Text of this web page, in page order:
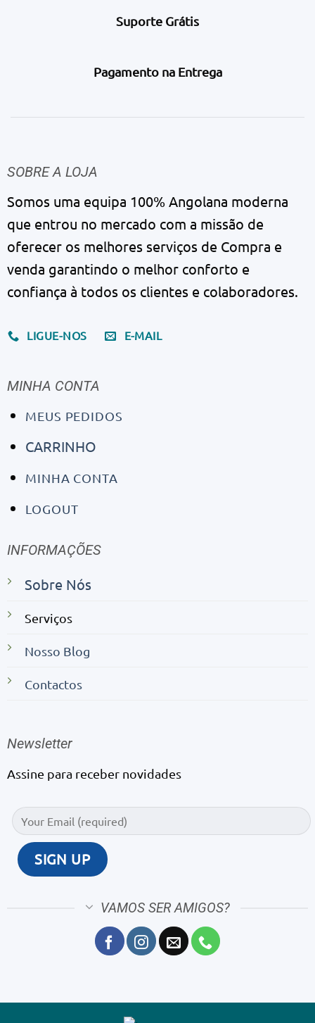
Suporte Grátis
Pagamento na Entrega
SOBRE A LOJA
Somos uma equipa 100% Angolana moderna
que entrou no mercado com a missão de
oferecer os melhores serviços de Compra e
venda garantindo o melhor conforto e
confiança à todos os clientes e colaboradores.
LIGUE-NOS E-MAIL
MINHA CONTA
MEUS PEDIDOS
CARRINHO
MINHA CONTA
LOGOUT
INFORMAÇÕES
Sobre Nós
Serviços
Nosso Blog
Contactos
Newsletter
Assine para receber novidades
VAMOS SER AMIGOS?